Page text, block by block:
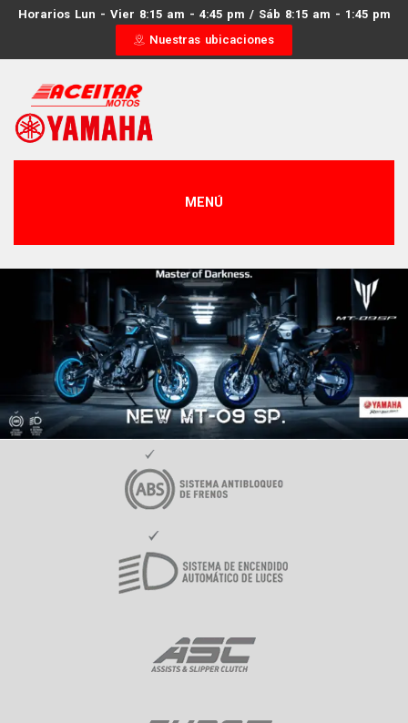
Horarios Lun - Vier 8:15 am - 4:45 pm / Sáb 8:15 am - 1:45 pm
Nuestras ubicaciones
MENÚ